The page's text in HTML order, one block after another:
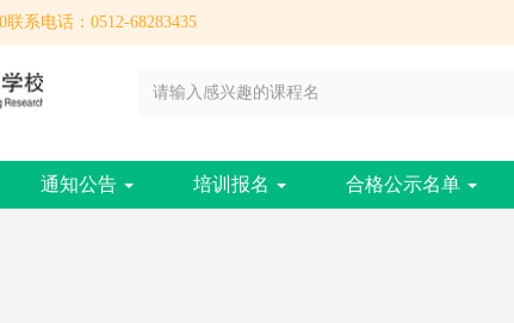
系电话：0512-68283435
通知公告 培训报名 合格公示名单